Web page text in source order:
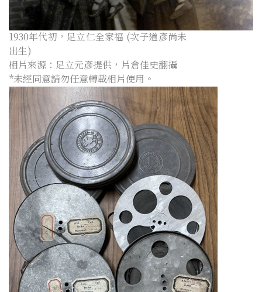
1930年代初，足立仁全家福 (次子道彥尚未
出生)
相片來源：足立元彥提供，片倉佳史翻攝
*未經同意請勿任意轉載相片使用。